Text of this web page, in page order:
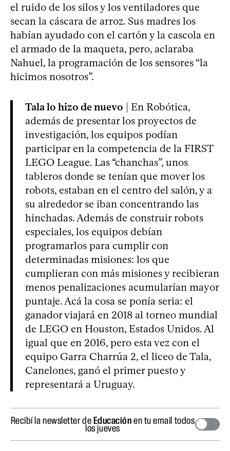
el ruido de los silos y los ventiladores que
secan la cáscara de arroz. Sus madres los
habían ayudado con el cartón y la cascola en
el armado de la maqueta, pero, aclaraba
Nahuel, la programación de los sensores “la
hicimos nosotros”.
Tala lo hizo de nuevo | En Robótica,
además de presentar los proyectos de
investigación, los equipos podían
participar en la competencia de la FIRST
LEGO League. Las “chanchas”, unos
tableros donde se tenían que mover los
robots, estaban en el centro del salón, y a
su alrededor se iban concentrando las
hinchadas. Además de construir robots
especiales, los equipos debían
programarlos para cumplir con
determinadas misiones: los que
cumplieran con más misiones y recibieran
menos penalizaciones acumularían mayor
puntaje. Acá la cosa se ponía seria: el
ganador viajará en 2018 al torneo mundial
de LEGO en Houston, Estados Unidos. Al
igual que en 2016, pero esta vez con el
equipo Garra Charrúa 2, el liceo de Tala,
Canelones, ganó el primer puesto y
representará a Uruguay.
Recibí la newsletter deEducaciónen tu email todos
los jueves